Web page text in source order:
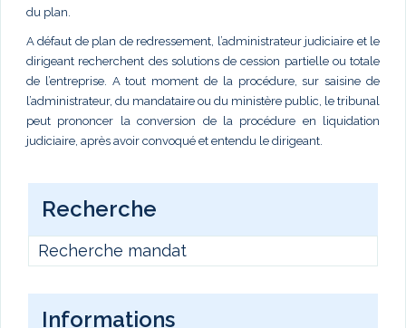
du plan.
A défaut de plan de redressement, l’administrateur judiciaire et le
dirigeant recherchent des solutions de cession partielle ou totale
de l’entreprise. A tout moment de la procédure, sur saisine de
l’administrateur, du mandataire ou du ministère public, le tribunal
peut prononcer la conversion de la procédure en liquidation
judiciaire, après avoir convoqué et entendu le dirigeant.
Recherche
Recherche mandat
Informations